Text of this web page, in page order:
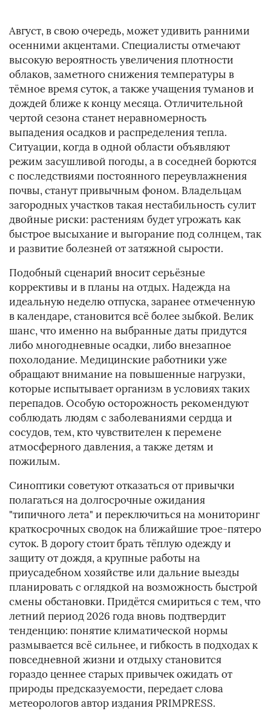
Август, в свою очередь, может удивить ранними
осенними акцентами. Специалисты отмечают
высокую вероятность увеличения плотности
облаков, заметного снижения температуры в
тёмное время суток, а также учащения туманов и
дождей ближе к концу месяца. Отличительной
чертой сезона станет неравномерность
выпадения осадков и распределения тепла.
Ситуации, когда в одной области объявляют
режим засушливой погоды, а в соседней борются
с последствиями постоянного переувлажнения
почвы, станут привычным фоном. Владельцам
загородных участков такая нестабильность сулит
двойные риски: растениям будет угрожать как
быстрое высыхание и выгорание под солнцем, так
и развитие болезней от затяжной сырости.
Подобный сценарий вносит серьёзные
коррективы и в планы на отдых. Надежда на
идеальную неделю отпуска, заранее отмеченную
в календаре, становится всё более зыбкой. Велик
шанс, что именно на выбранные даты придутся
либо многодневные осадки, либо внезапное
похолодание. Медицинские работники уже
обращают внимание на повышенные нагрузки,
которые испытывает организм в условиях таких
перепадов. Особую осторожность рекомендуют
соблюдать людям с заболеваниями сердца и
сосудов, тем, кто чувствителен к перемене
атмосферного давления, а также детям и
пожилым.
Синоптики советуют отказаться от привычки
полагаться на долгосрочные ожидания
"типичного лета" и переключиться на мониторинг
краткосрочных сводок на ближайшие трое-пятеро
суток. В дорогу стоит брать тёплую одежду и
защиту от дождя, а крупные работы на
приусадебном хозяйстве или дальние выезды
планировать с оглядкой на возможность быстрой
смены обстановки. Придётся смириться с тем, что
летний период 2026 года вновь подтвердит
тенденцию: понятие климатической нормы
размывается всё сильнее, и гибкость в подходах к
повседневной жизни и отдыху становится
гораздо ценнее старых привычек ожидать от
природы предсказуемости, передает слова
метеорологов автор издания PRIMPRESS.